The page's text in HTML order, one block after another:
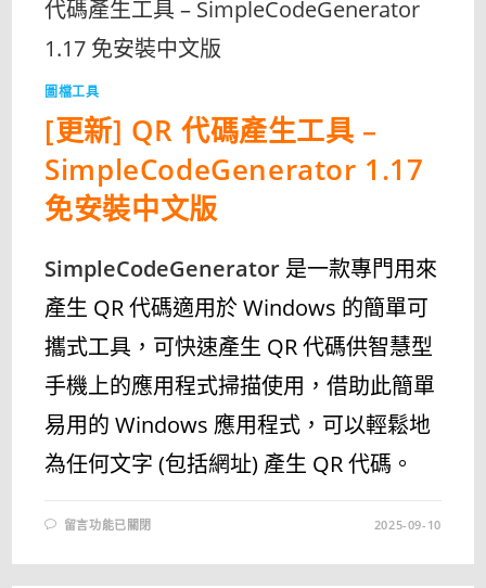
圖檔工具
[更新] QR 代碼產生工具 –
SimpleCodeGenerator 1.17
免安裝中文版
SimpleCodeGenerator 是一款專門用來
產生 QR 代碼適用於 Windows 的簡單可
攜式工具，可快速產生 QR 代碼供智慧型
手機上的應用程式掃描使用，借助此簡單
易用的 Windows 應用程式，可以輕鬆地
為任何文字 (包括網址) 產生 QR 代碼。
在
〈[更
QR
留言功能已關閉 2025-09-10